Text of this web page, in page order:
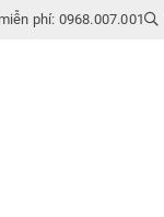
phí: 0968.007.001